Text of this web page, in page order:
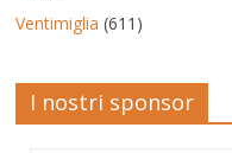
Ventimiglia (611)
I nostri sponsor